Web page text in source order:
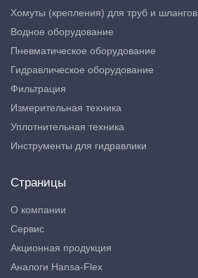
Хомуты (крепления) для труб и шлангов
Водное оборудование
Пневматическое оборудование
Гидравлическое оборудование
Фильтрация
Измерительная техника
Уплотнительная техника
Инструменты для гидравлики
Страницы
О компании
Сервис
Акционная продукция
Аналоги Hansa-Flex